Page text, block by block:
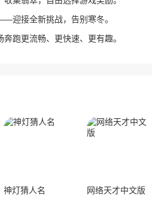
迎接全新挑战，告别寒冬。
跑更流畅、更快速、更有趣。
神灯猜人名 网络天才中文版